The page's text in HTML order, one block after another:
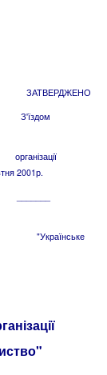
2001р.